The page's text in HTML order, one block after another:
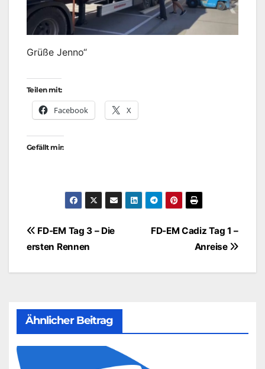
Grüße Jenno“
Teilen mit:
Facebook X
Gefällt mir:
Beitragsnavigation
FD-EM Cadiz Tag 1 –
Anreise
FD-EM Tag 3 – Die
ersten Rennen
Ähnlicher Beitrag